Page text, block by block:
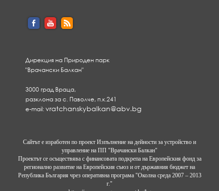
Дирекция на Природен парк
"Врачански Балкан"
3000 град Враца,
разклона за с. Паволче, п.к.241
e-mail:vratchanskybalkan@abv.bg
Сайтът е изработен по проект Изпълнение на дейности за устройство и
управление на ПП "Врачански Балкан"
Проектът се осъществява с финансовата подкрепа на Европейския фонд за
регионално развитие на Европейския съюз и от държавния бюджет на
Република България чрез оперативна програма "Околна среда 2007 – 2013
г."